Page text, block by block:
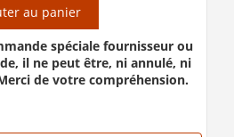
au panier
spéciale fournisseur ou
il ne peut être, ni annulé, ni
de votre compréhension.